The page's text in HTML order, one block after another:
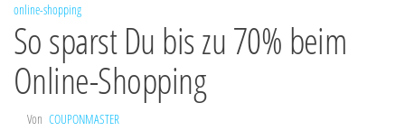
online-shopping
So sparst Du bis zu 70% beim
Online-Shopping
Von COUPONMASTER